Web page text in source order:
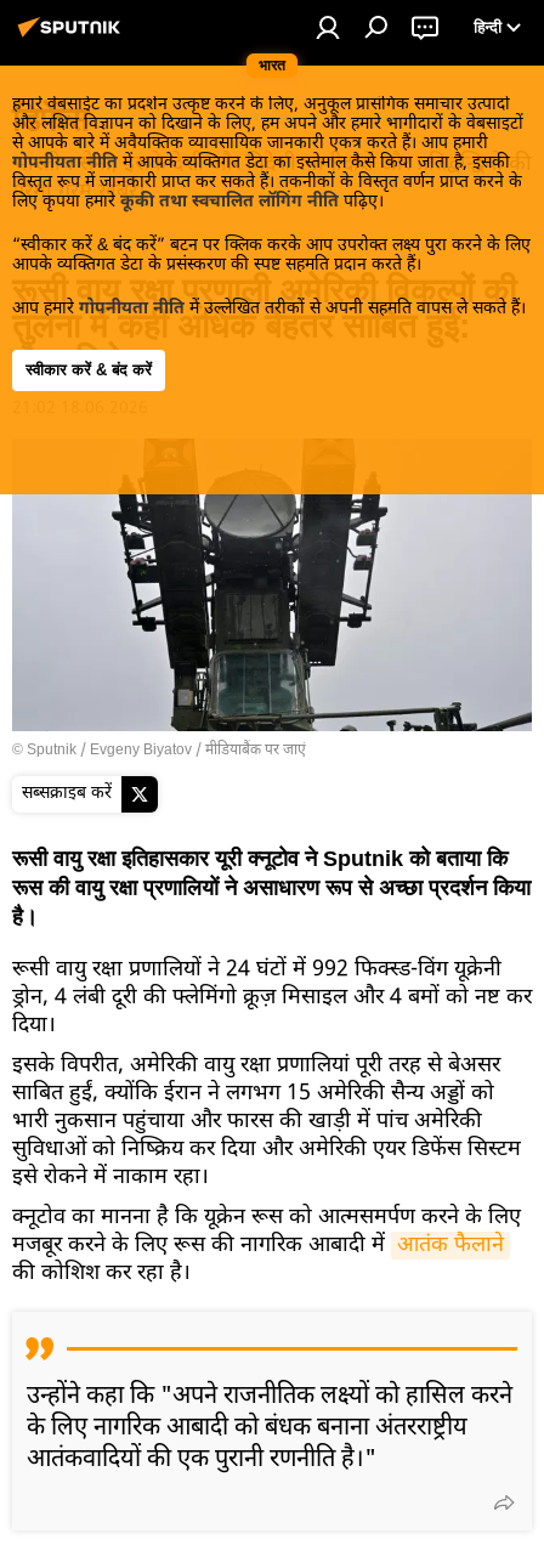
भारत
हिन्दी
हमारे वेबसाईट का प्रदर्शन उत्कृष्ट करने के लिए, अनुकूल प्रासंगिक समाचार उत्पादों
और लक्षित विज्ञापन को दिखाने के लिए, हम अपने और हमारे भागीदारों के वेबसाइटों
से आपके बारे में अवैयक्तिक व्यावसायिक जानकारी एकत्र करते हैं। आप हमारी
गोपनीयता नीति में आपके व्यक्तिगत डेटा का इस्तेमाल कैसे किया जाता है, इसकी
विस्तृत रूप में जानकारी प्राप्त कर सकते हैं। तकनीकों के विस्तृत वर्णन प्राप्त करने के
लिए कृपया हमारे कूकी तथा स्वचालित लॉगिंग नीति पढ़िए।
“स्वीकार करें & बंद करें” बटन पर क्लिक करके आप उपरोक्त लक्ष्य पुरा करने के लिए
आपके व्यक्तिगत डेटा के प्रसंस्करण की स्पष्ट सहमति प्रदान करते हैं।
आप हमारे गोपनीयता नीति में उल्लेखित तरीकों से अपनी सहमति वापस ले सकते हैं।
स्वीकार करें & बंद करें
डिफेंस
भारतीय सेना, इसके देशी और विदेशी भागीदारों और प्रतिद्वन्द्वियों की
गरमा गरम खबरें।
रूसी वायु रक्षा प्रणाली अमेरिकी विकल्पों की
तुलना में कहीं अधिक बेहतर साबित हुई:
सैन्य विशेषज्ञ
© Sputnik / Evgeny Biyatov /मीडियाबैंक पर जाएं
सब्सक्राइब करें
रूसी वायु रक्षा इतिहासकार यूरी क्नूटोव ने Sputnik को बताया कि
रूस की वायु रक्षा प्रणालियों ने असाधारण रूप से अच्छा प्रदर्शन किया
है।
रूसी वायु रक्षा प्रणालियों ने 24 घंटों में 992 फिक्स्ड-विंग यूक्रेनी
ड्रोन, 4 लंबी दूरी की फ्लेमिंगो क्रूज़ मिसाइल और 4 बमों को नष्ट कर
दिया।
इसके विपरीत, अमेरिकी वायु रक्षा प्रणालियां पूरी तरह से बेअसर
साबित हुईं, क्योंकि ईरान ने लगभग 15 अमेरिकी सैन्य अड्डों को
भारी नुकसान पहुंचाया और फारस की खाड़ी में पांच अमेरिकी
सुविधाओं को निष्क्रिय कर दिया और अमेरिकी एयर डिफेंस सिस्टम
इसे रोकने में नाकाम रहा।
क्नूटोव का मानना है कि यूक्रेन रूस को आत्मसमर्पण करने के लिए
मजबूर करने के लिए रूस की नागरिक आबादी में आतंक फैलाने
की कोशिश कर रहा है।
उन्होंने कहा कि "अपने राजनीतिक लक्ष्यों को हासिल करने
के लिए नागरिक आबादी को बंधक बनाना अंतरराष्ट्रीय
आतंकवादियों की एक पुरानी रणनीति है।"